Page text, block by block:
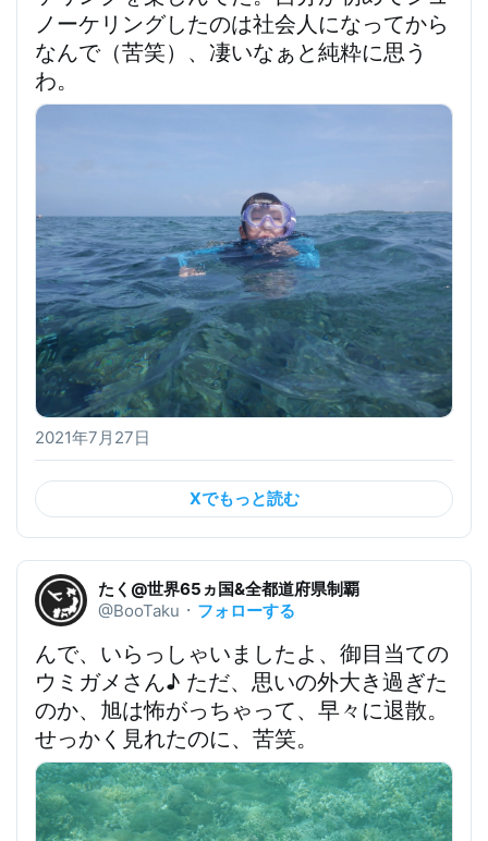
ノーケリングしたのは社会人になってから
なんで（苦笑）、凄いなぁと純粋に思う
わ。
2021年7月27日
Xでもっと読む
たく@世界65ヵ国&全都道府県制覇
@BooTaku ・ フォローする
んで、いらっしゃいましたよ、 御目当ての
ウミガメさん♪ ただ、思いの外大き過ぎた
のか、旭は怖がっちゃって、早々に退散。
せっかく見れたのに、苦笑。